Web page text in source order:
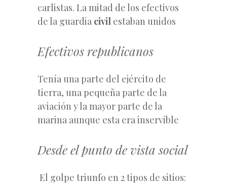
carlistas. La mitad de los efectivos
de la guardia civil estaban unidos
Efectivos republicanos
Tenía una parte del ejército de
tierra, una pequeña parte de la
aviación y la mayor parte de la
marina aunque esta era inservible
Desde el punto de vista social
El golpe triunfo en 2 tipos de sitios: